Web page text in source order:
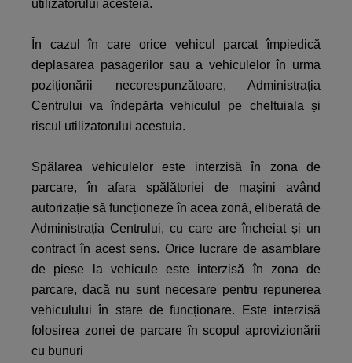
utilizatorului acesteia.
În cazul în care orice vehicul parcat împiedică
deplasarea pasagerilor sau a vehiculelor în urma
poziționării necorespunzătoare, Administrația
Centrului va îndepărta vehiculul pe cheltuiala și
riscul utilizatorului acestuia.
Spălarea vehiculelor este interzisă în zona de
parcare, în afara spălătoriei de mașini având
autorizație să funcționeze în acea zonă, eliberată de
Administrația Centrului, cu care are încheiat și un
contract în acest sens. Orice lucrare de asamblare
de piese la vehicule este interzisă în zona de
parcare, dacă nu sunt necesare pentru repunerea
vehiculului în stare de funcționare. Este interzisă
folosirea zonei de parcare în scopul aprovizionării
cu bunuri